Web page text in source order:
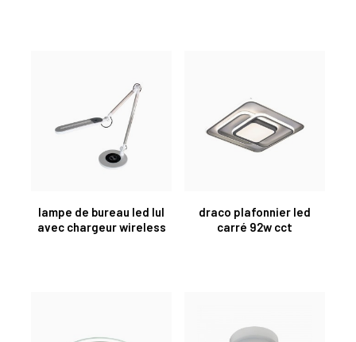
lampe de bureau led lul
avec chargeur wireless
draco plafonnier led
carré 92w cct